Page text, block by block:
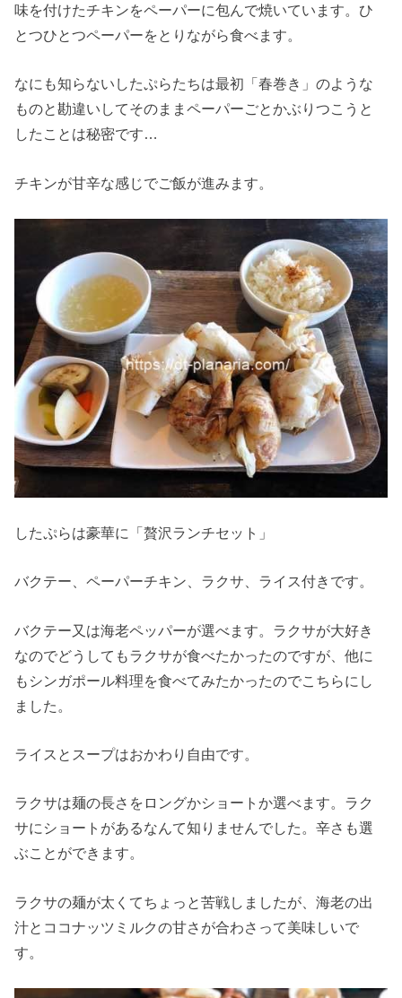
味を付けたチキンをペーパーに包んで焼いています。ひ
とつひとつペーパーをとりながら食べます。
なにも知らないしたぷらたちは最初「春巻き」のような
ものと勘違いしてそのままペーパーごとかぶりつこうと
したことは秘密です…
チキンが甘辛な感じでご飯が進みます。
したぷらは豪華に「贅沢ランチセット」
バクテー、ペーパーチキン、ラクサ、ライス付きです。
バクテー又は海老ペッパーが選べます。ラクサが大好き
なのでどうしてもラクサが食べたかったのですが、他に
もシンガポール料理を食べてみたかったのでこちらにし
ました。
ライスとスープはおかわり自由です。
ラクサは麺の長さをロングかショートか選べます。ラク
サにショートがあるなんて知りませんでした。辛さも選
ぶことができます。
ラクサの麺が太くてちょっと苦戦しましたが、海老の出
汁とココナッツミルクの甘さが合わさって美味しいで
す。